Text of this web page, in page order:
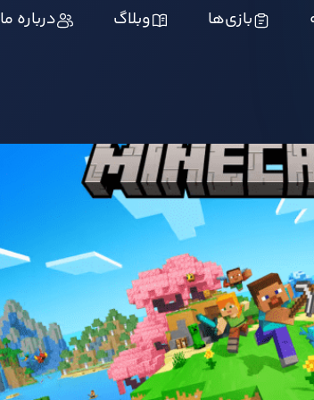
بازی‌ها وبلاگ درباره ما